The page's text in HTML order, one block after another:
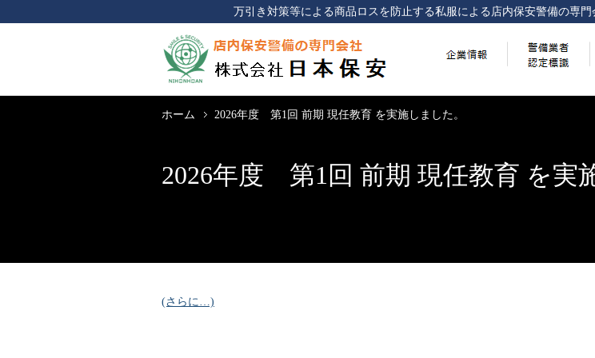
万引き対策等による商品ロスを防止する私服による店内保安警備の専門
ホーム 2026年度 第1回 前期 現任教育 を実施しました。
2026年度 第1回 前期 現任教育 を実
(さらに…)